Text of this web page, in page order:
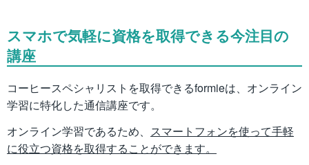
スマホで気軽に資格を取得できる今注目の
講座
コーヒースペシャリストを取得できるformieは、オンライン
学習に特化した通信講座です。
オンライン学習であるため、 スマートフォンを使って手軽
に役立つ資格を取得することができます。